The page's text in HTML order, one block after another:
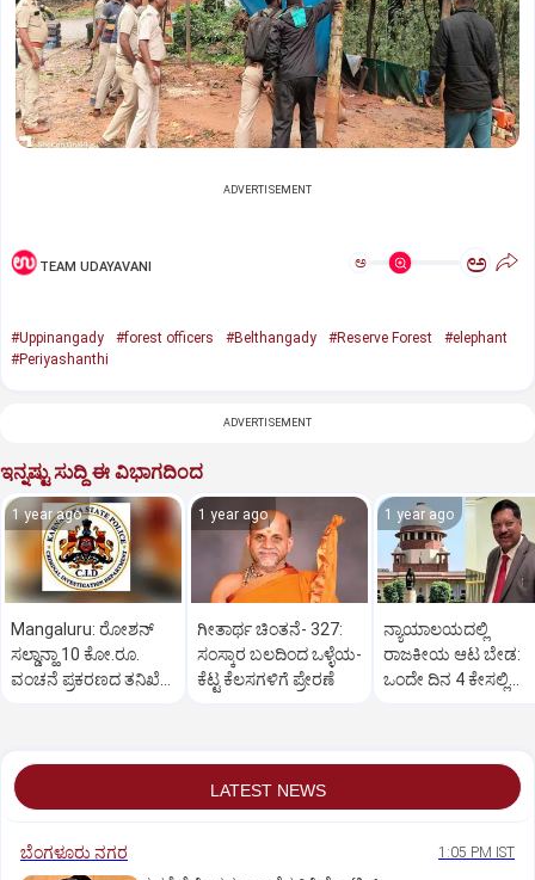
ADVERTISEMENT
TEAM UDAYAVANI ಅ ಅ
#Uppinangady #forest officers #Belthangady #Reserve Forest
#elephant
#Periyashanthi
ADVERTISEMENT
ಇನ್ನಷ್ಟು ಸುದ್ದಿ ಈ ವಿಭಾಗದಿಂದ
1 year ago
Mangaluru: ರೋಶನ್‌
ಸಲ್ಡಾನ್ಹಾ 10 ಕೋ.ರೂ.
ವಂಚನೆ ಪ್ರಕರಣದ ತನಿಖೆ
1 year ago
ಗೀತಾರ್ಥ ಚಿಂತನೆ- 327:
ಸಂಸ್ಕಾರ ಬಲದಿಂದ ಒಳ್ಳೆಯ-
ಕೆಟ್ಟ ಕೆಲಸಗಳಿಗೆ ಪ್ರೇರಣೆ
1 year ago
ನ್ಯಾಯಾಲಯದಲ್ಲಿ
ರಾಜಕೀಯ ಆಟ ಬೇಡ:
ಒಂದೇ ದಿನ 4 ಕೇಸಲ್ಲಿ
LATEST NEWS
ಬೆಂಗಳೂರು ನಗರ 1:05 PM IST